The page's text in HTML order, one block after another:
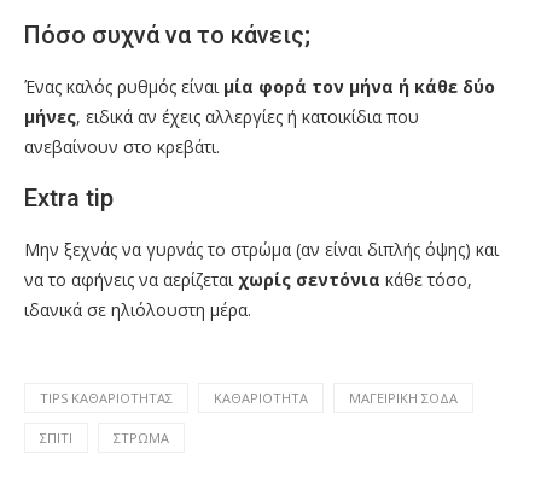
Πόσο συχνά να το κάνεις;
Ένας καλός ρυθμός είναι μία φορά τον μήνα ή κάθε δύο
μήνες, ειδικά αν έχεις αλλεργίες ή κατοικίδια που
ανεβαίνουν στο κρεβάτι.
Extra tip
Μην ξεχνάς να γυρνάς το στρώμα (αν είναι διπλής όψης) και
να το αφήνεις να αερίζεται χωρίς σεντόνια κάθε τόσο,
ιδανικά σε ηλιόλουστη μέρα.
TIPS ΚΑΘΑΡΙΌΤΗΤΑΣ ΚΑΘΑΡΙΟΤΗΤΑ ΜΑΓΕΙΡΙΚΉ ΣΌΔΑ
ΣΠΙΤΙ ΣΤΡΏΜΑ